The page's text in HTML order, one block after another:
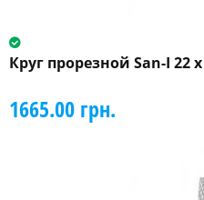
Круг прорезной San-I 22
1665.00 грн.